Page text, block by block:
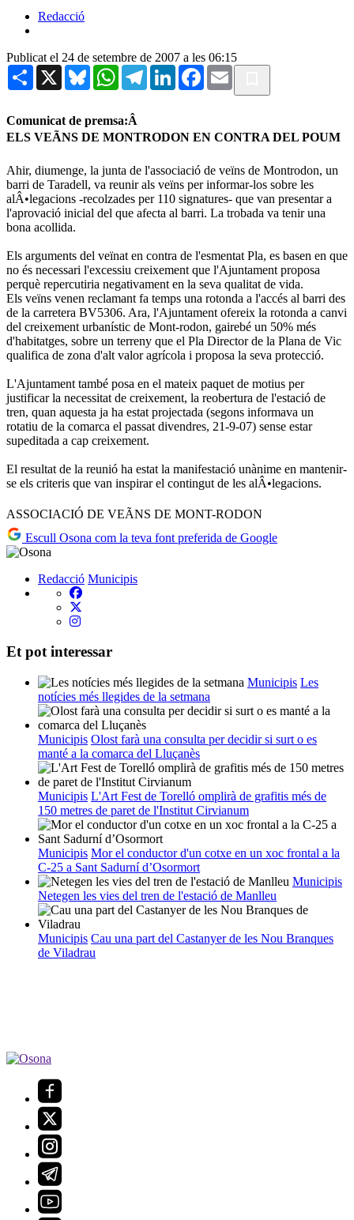
Redacció
Publicat el 24 de setembre de 2007 a les 06:15
Share X BlueskyWhatsAppTelegramLinkedInFacebook
Email
Comunicat de premsa:Â
ELS VEÃNS DE MONTRODON EN CONTRA DEL POUM
Ahir, diumenge, la junta de l'associació de veïns de Montrodon, un
barri de Taradell, va reunir als veïns per informar-los sobre les
alÂ•legacions -recolzades per 110 signatures- que van presentar a
l'aprovació inicial del que afecta al barri. La trobada va tenir una
bona acollida.
Els arguments del veïnat en contra de l'esmentat Pla, es basen en que
no és necessari l'excessiu creixement que l'Ajuntament proposa
perquè repercutiria negativament en la seva qualitat de vida.
Els veïns venen reclamant fa temps una rotonda a l'accés al barri des
de la carretera BV5306. Ara, l'Ajuntament ofereix la rotonda a canvi
del creixement urbanístic de Mont-rodon, gairebé un 50% més
d'habitatges, sobre un terreny que el Pla Director de la Plana de Vic
qualifica de zona d'alt valor agrícola i proposa la seva protecció.
L'Ajuntament també posa en el mateix paquet de motius per
justificar la necessitat de creixement, la reobertura de l'estació de
tren, quan aquesta ja ha estat projectada (segons informava un
rotatiu de la comarca el passat divendres, 21-9-07) sense estar
supeditada a cap creixement.
El resultat de la reunió ha estat la manifestació unànime en mantenir-
se els criteris que van inspirar el contingut de les alÂ•legacions.
ASSOCIACIÓ DE VEÃNS DE MONT-RODON
Escull Osona com la teva font preferida de Google
Redacció Municipis
Et pot interessar
Municipis Les
notícies més llegides de la setmana
Municipis Olost farà una consulta per decidir si surt o es
manté a la comarca del Lluçanès
Municipis L'Art Fest de Torelló omplirà de grafitis més de
150 metres de paret de l'Institut Cirvianum
Municipis Mor el conductor d'un cotxe en un xoc frontal a la
C-25 a Sant Sadurní d’Osormort
Municipis
Netegen les vies del tren de l'estació de Manlleu
Municipis Cau una part del Castanyer de les Nou Branques
de Viladrau